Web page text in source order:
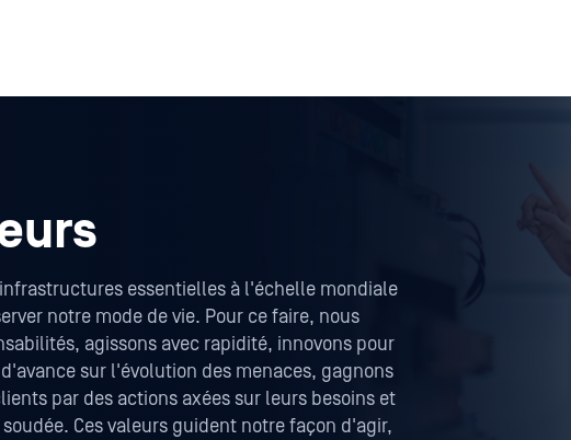
essentielles à l'échelle mondiale
notre mode de vie. Pour ce faire, nous
agissons avec rapidité, innovons pour
sur l'évolution des menaces, gagnons
par des actions axées sur leurs besoins et
Ces valeurs guident notre façon d'agir,